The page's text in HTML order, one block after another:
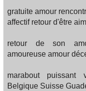
gratuite amour
affectif retour d'être
retour de son
amoureuse amour
marabout puissant
Belgique Suisse